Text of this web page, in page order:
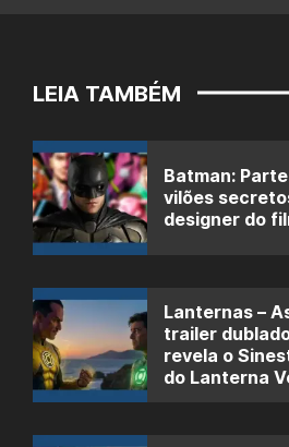
LEIA TAMBÉM
Batman:
vilões
designer do
Lanternas –
trailer
revela o
do Lanterna